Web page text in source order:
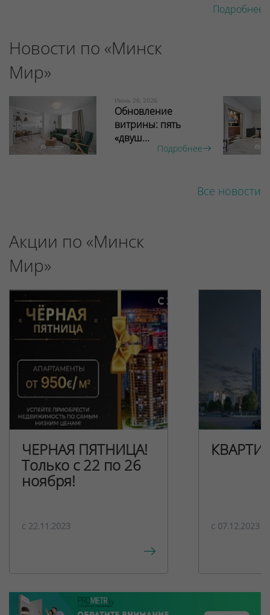
Подробнее
Новости по «Минск
Мир»
Июнь 26, 2026
Обновление
витрины: пять
«двуш...
Подробнее
Все новости
Акции по «Минск
Мир»
ЧЕРНАЯ ПЯТНИЦА!
Только с 22 по 26
ноября!
c 22.11.2023 c 07.12.2023